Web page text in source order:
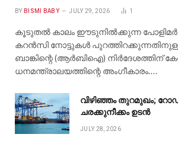
BY BISMI BABY JULY 29, 2026 1
കൂടുതൽ കാലം ഈടുനിൽക്കുന്ന പോളിമർ
കറൻസി നോട്ടുകൾ
ബാങ്കിന്റെ (ആർബിഐ) നിർദേശത്തിന്
ധനമന്ത്രാലയത്തിന്റെ അംഗീകാരം.…
വിഴിഞ്ഞം തുറമുഖം;
ചരക്കുനീക്കം ഉടൻ
JULY 28, 2026